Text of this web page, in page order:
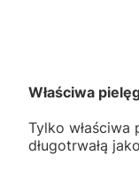
Właściwa
Tylko właściwa
długotrwałą